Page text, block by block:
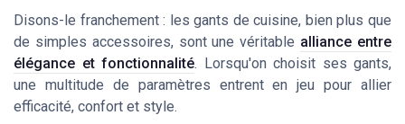
Disons-le franchement : les gants de cuisine, bien plus que
de simples accessoires, sont une véritable alliance entre
élégance et fonctionnalité. Lorsqu'on choisit ses gants,
une multitude de paramètres entrent en jeu pour allier
efficacité, confort et style.